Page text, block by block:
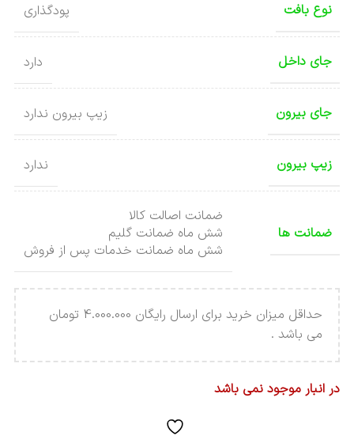
نوع بافت پودگذاری
جای داخل دارد
جای بیرون زیپ بیرون ندارد
زیپ بیرون ندارد
ضمانت ها
ضمانت اصالت کالا
شش ماه ضمانت گلیم
شش ماه ضمانت خدمات پس از فروش
حداقل میزان خرید برای ارسال رایگان 4.000.000 تومان
می باشد .
در انبار موجود نمی باشد